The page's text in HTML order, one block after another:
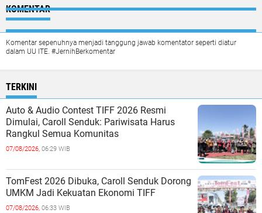
KOMENTAR
Komentar sepenuhnya menjadi tanggung jawab komentator seperti diatur
dalam UU ITE. #JernihBerkomentar
TERKINI
Auto & Audio Contest TIFF 2026 Resmi
Dimulai, Caroll Senduk: Pariwisata Harus
Rangkul Semua Komunitas
07/08/2026, 06:29 WIB
TomFest 2026 Dibuka, Caroll Senduk Dorong
UMKM Jadi Kekuatan Ekonomi TIFF
07/08/2026, 06:33 WIB